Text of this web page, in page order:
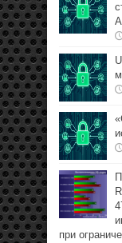
при